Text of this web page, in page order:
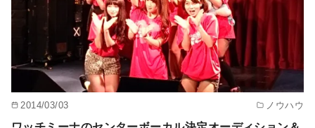
2014/03/03 ノウハウ